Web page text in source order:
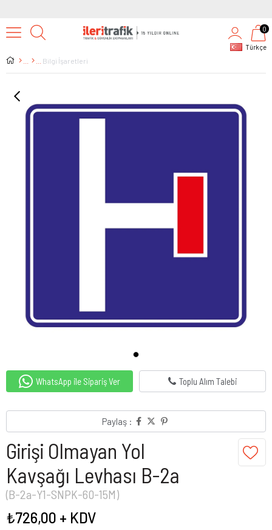
Türkçe
0
Bilgi İşaretleri
WhatsApp ile Sipariş Ver Toplu Alım Talebi
Paylaş :
Girişi Olmayan Yol
Kavşağı Levhası B-2a
(B-2a-Y1-SNPK-60-15M)
₺726,00 + KDV